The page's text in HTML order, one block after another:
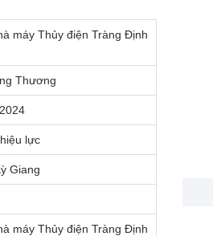
máy Thủy điện Tràng Định
Thương
lực
Giang
máy Thủy điện Tràng Định